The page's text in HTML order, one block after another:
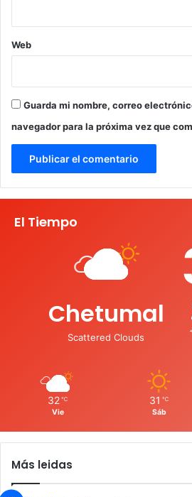
Web
Guarda mi nombre, correo
navegador para la próxima vez que
El Tiempo
Chetumal
Scattered Clouds
32 ℃
Vie
31 ℃
Sáb
Más leidas